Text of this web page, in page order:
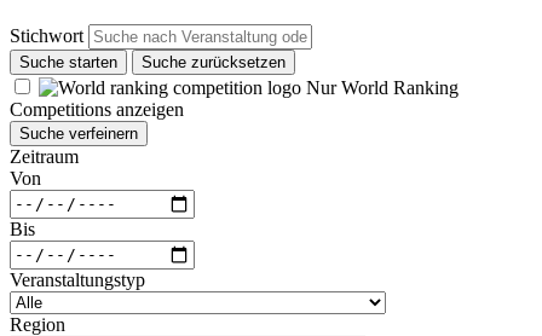
Stichwort
Suche starten Suche zurücksetzen
Nur World Ranking
Competitions anzeigen
Suche verfeinern
Zeitraum
Von
Bis
Veranstaltungstyp
Region